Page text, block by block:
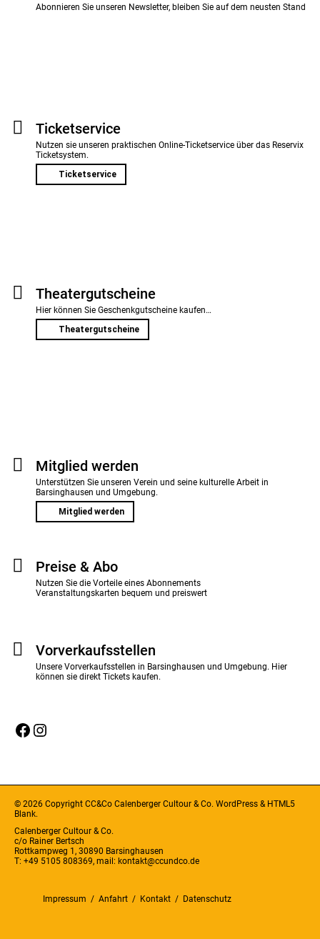
Abonnieren Sie unseren Newsletter, bleiben Sie auf dem neusten Stand
Ticket­service
Nutzen sie unseren praktischen Online-Ticketservice über das Reservix
Ticketsystem.
Ticketservice
Theater­gutscheine
Hier können Sie Geschenkgutscheine kaufen…
Theatergutscheine
Mitglied werden
Unterstützen Sie unseren Verein und seine kulturelle Arbeit in
Barsinghausen und Umgebung.
Mitglied werden
Preise & Abo
Nutzen Sie die Vorteile eines Abonnements
Veranstaltungskarten bequem und preiswert
Vorverkaufsstellen
Unsere Vorverkaufsstellen in Barsinghausen und Umgebung. Hier
können sie direkt Tickets kaufen.
Facebook
Instagram
© 2026 Copyright CC&Co Calenberger Cultour & Co. WordPress & HTML5
Blank.
Calenberger Cultour & Co.
c/o Rainer Bertsch
Rottkampweg 1, 30890 Barsinghausen
T: +49 5105 808369, mail: kontakt@ccundco.de
Impressum Anfahrt Kontakt Datenschutz